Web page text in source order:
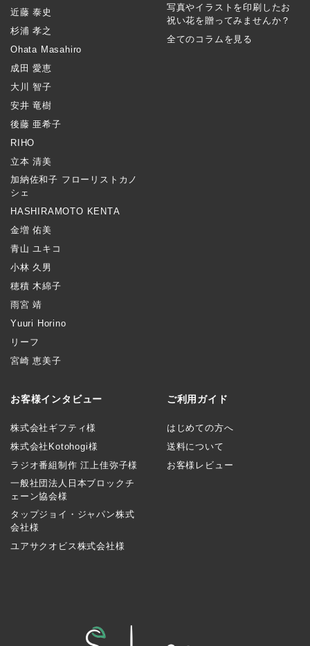
近藤 泰史
杉浦 孝之
Ohata Masahiro
成田 愛恵
大川 智子
安井 竜樹
後藤 亜希子
RIHO
立本 清美
加納佐和子 フローリストカノ
シェ
HASHIRAMOTO KENTA
金増 佑美
青山 ユキコ
小林 久男
穂積 木綿子
雨宮 靖
Yuuri Horino
リーフ
宮崎 恵美子
写真やイラストを印刷したお
祝い花を贈ってみませんか？
全てのコラムを見る
お客様インタビュー
株式会社ギフティ様
株式会社Kotohogi様
ラジオ番組制作 江上佳弥子様
一般社団法人日本ブロックチ
ェーン協会様
タップジョイ・ジャパン株式
会社様
ユアサクオビス株式会社様
ご利用ガイド
はじめての方へ
送料について
お客様レビュー